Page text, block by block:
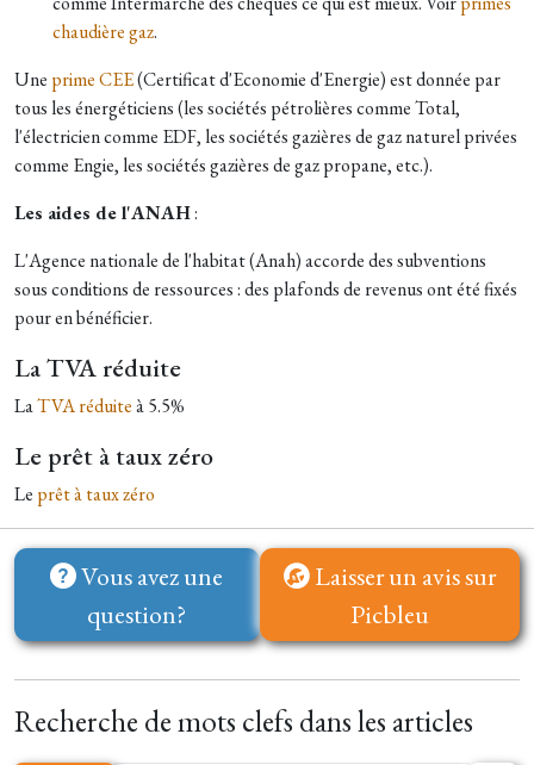
chaudière gaz.
Une prime CEE(Certificat d'Economie d'Energie) est donnée par
tous les énergéticiens (les sociétés pétrolières comme Total,
l'électricien comme EDF, les sociétés gazières de gaz naturel privées
comme Engie, les sociétés gazières de gaz propane, etc.).
Les aides de l'ANAH:
L'Agence nationale de l'habitat (Anah) accorde des subventions
sous conditions de ressources : des plafonds de revenus ont été fixés
pour en bénéficier.
La TVA réduite
LaTVA réduiteà 5.5%
Le prêt à taux zéro
Le prêt à taux zéro
Vous avez une
question?
Laisser un avis sur
Picbleu
Recherche de mots clefs dans les articles